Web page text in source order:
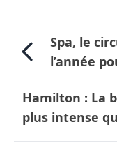
Spa, le
l’année
Hamilton : La
plus intense